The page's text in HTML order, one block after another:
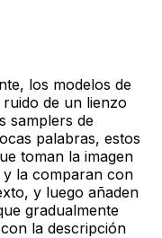
los modelos de
de un lienzo
samplers de
palabras, estos
toman la imagen
y la comparan con
y luego añaden
gradualmente
la descripción